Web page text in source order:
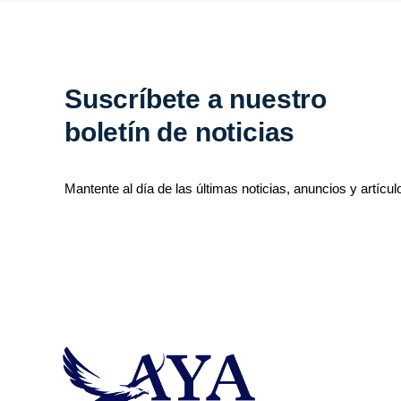
Suscríbete a nuestro
boletín de noticias
Mantente al día de las últimas noticias, anuncios y